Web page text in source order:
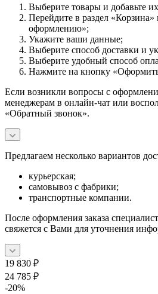
Выберите товары и добавьте
Перейдите в раздел
оформлению»;
Укажите ваши данные;
Выберите способ доставки и
Выберите удобный способ
Нажмите на кнопку «Оформить
Если возникли вопросы с
менеджерам в онлайн-чат или
«Обратный звонок».
Предлагаем несколько вариантов
курьерская;
самовывоз с фабрики;
транспортные компании.
После оформления заказа
свяжется с Вами для уточнения
19 830 ₽
24 785 ₽
-20%